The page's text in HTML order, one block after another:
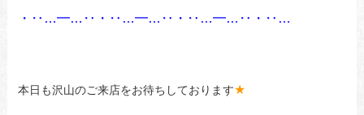
・‥…━…‥・‥…━…‥・‥…━…‥・‥…
本日も沢山のご来店をお待ちしております★